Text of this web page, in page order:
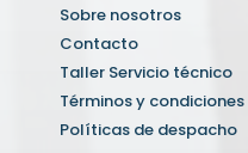
Sobre nosotros
Contacto
Taller Servicio técnico
Términos y condiciones
Políticas de despacho